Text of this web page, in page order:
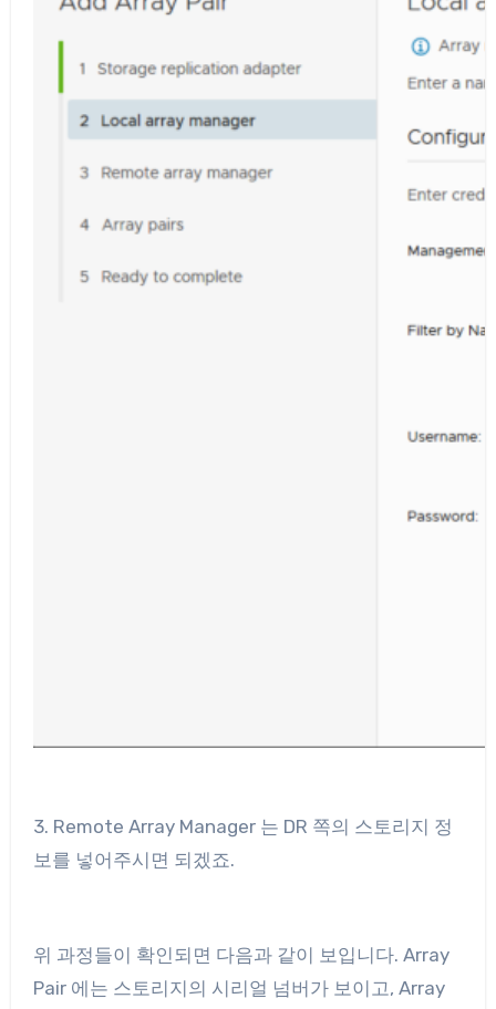
3. Remote Array Manager 는 DR 쪽의 스토리지 정
보를 넣어주시면 되겠죠.
위 과정들이 확인되면 다음과 같이 보입니다. Array
Pair 에는 스토리지의 시리얼 넘버가 보이고, Array